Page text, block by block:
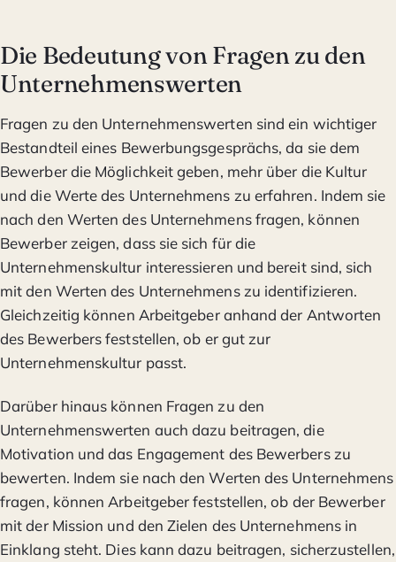
Die Bedeutung von Fragen zu den
Unternehmenswerten
Fragen zu den Unternehmenswerten sind ein wichtiger
Bestandteil eines Bewerbungsgesprächs, da sie dem
Bewerber die Möglichkeit geben, mehr über die Kultur
und die Werte des Unternehmens zu erfahren. Indem sie
nach den Werten des Unternehmens fragen, können
Bewerber zeigen, dass sie sich für die
Unternehmenskultur interessieren und bereit sind, sich
mit den Werten des Unternehmens zu identifizieren.
Gleichzeitig können Arbeitgeber anhand der Antworten
des Bewerbers feststellen, ob er gut zur
Unternehmenskultur passt.
Darüber hinaus können Fragen zu den
Unternehmenswerten auch dazu beitragen, die
Motivation und das Engagement des Bewerbers zu
bewerten. Indem sie nach den Werten des Unternehmens
fragen, können Arbeitgeber feststellen, ob der Bewerber
mit der Mission und den Zielen des Unternehmens in
Einklang steht. Dies kann dazu beitragen, sicherzustellen,